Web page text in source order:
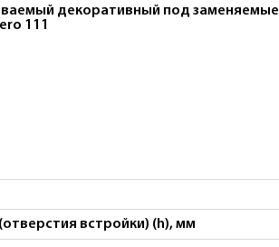
декоративный под заменяемые
111
встройки) (h), мм